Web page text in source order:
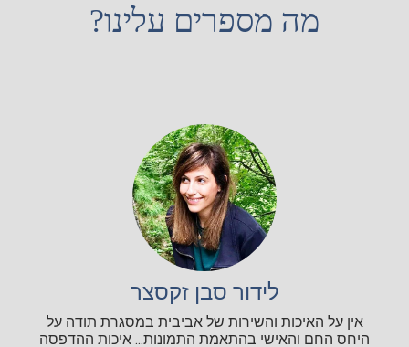
מה מספרים עלינו?
לידור סבן זקסצר
אין על האיכות והשירות של אביבית במסגרת תודה על
היחס החם והאישי בהתאמת התמונות... איכות ההדפסה